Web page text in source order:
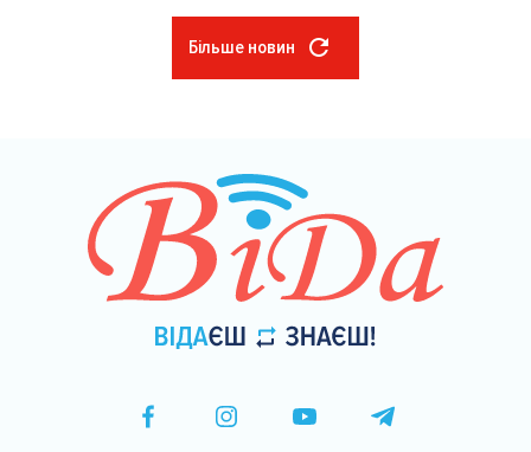
Більше новин